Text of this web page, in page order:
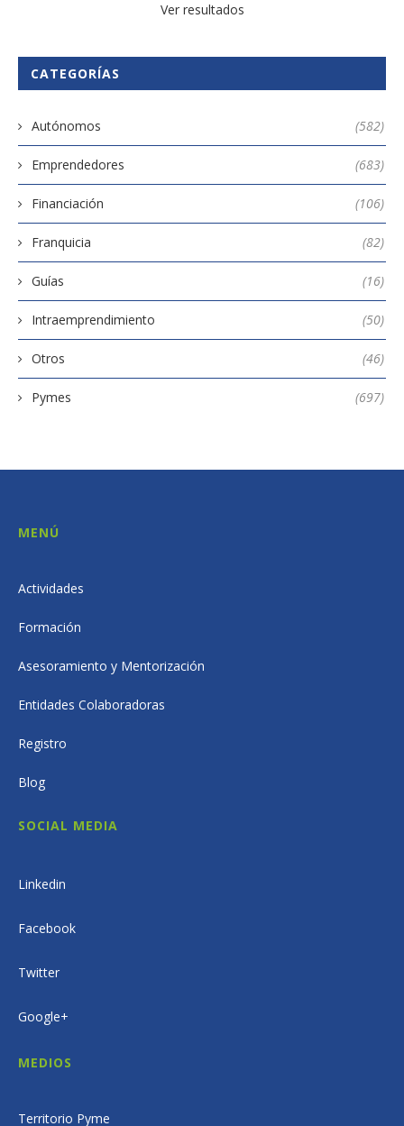
Ver resultados
CATEGORÍAS
Autónomos (582)
Emprendedores (683)
Financiación (106)
Franquicia (82)
Guías (16)
Intraemprendimiento (50)
Otros (46)
Pymes (697)
MENÚ
Actividades
Formación
Asesoramiento y Mentorización
Entidades Colaboradoras
Registro
Blog
SOCIAL MEDIA
Linkedin
Facebook
Twitter
Google+
MEDIOS
Territorio Pyme